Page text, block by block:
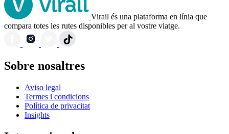
Virail és una plataforma en línia que
compara totes les rutes disponibles per al vostre viatge.
Sobre nosaltres
Aviso legal
Termes i condicions
Política de privacitat
Insights